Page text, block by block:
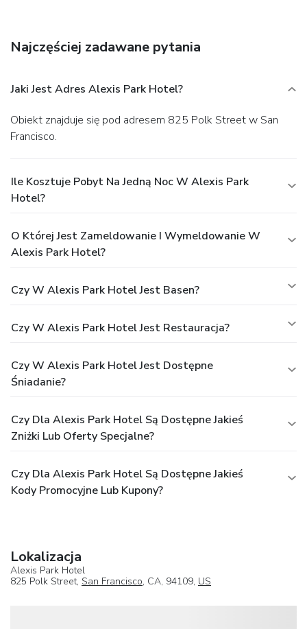
Najczęściej zadawane pytania
Jaki Jest Adres Alexis Park Hotel?
Obiekt znajduje się pod adresem 825 Polk Street w San
Francisco.
Ile Kosztuje Pobyt Na Jedną Noc W Alexis Park
Hotel?
O Której Jest Zameldowanie I Wymeldowanie W
Alexis Park Hotel?
Czy W Alexis Park Hotel Jest Basen?
Czy W Alexis Park Hotel Jest Restauracja?
Czy W Alexis Park Hotel Jest Dostępne
Śniadanie?
Czy Dla Alexis Park Hotel Są Dostępne Jakieś
Zniżki Lub Oferty Specjalne?
Czy Dla Alexis Park Hotel Są Dostępne Jakieś
Kody Promocyjne Lub Kupony?
Lokalizacja
Alexis Park Hotel
825 Polk Street, San Francisco, CA, 94109, US